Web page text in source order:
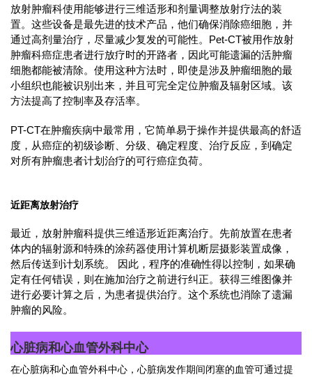
放射肿瘤科使用能够进行三维适形和剂量调整放射疗法的装
置。这些设备是最先进的技术产品，他们确保消除癌细胞，并
通过高剂量治疗，尽量减少复发的可能性。Pet-CT被用作放射
肿瘤科癌症患者进行放疗时的开路者，因此可能遗漏的活肿瘤
细胞都能被清除。使用这种方法时，即使是涉及肿瘤细胞的最
小组织也能被识别出来，并且可完全定位肿瘤及辐射区域。该
方法提高了控制率及存活率。
PT-CT在肿瘤疾病中最常用，它简单易于操作并提供最高的舒适
度，从癌症的初级诊断、分级、确定程度、治疗反应，到确定
对所有肿瘤患者计划治疗的可行癌症负荷。
近距离放射治疗
最近，放射肿瘤科提供三维适形近距离治疗。先前放置在患者
体内的辐射源和特殊的涂药器使用计算机断层摄影装置成像，
然后传送到计划系统。 因此，程序的准确性得以控制，如果确
定有任何错误，则在施加治疗之前进行纠正。获得三维图像并
进行必要计算之后，为患者提供治疗。这个系统也消除了遗漏
肿瘤的风险。
心脏病和心血管外科中心
在心脏病和心血管外科中心，心脏病发作期间闭塞的血管可通过提